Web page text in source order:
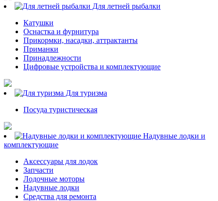
Для летней рыбалки
Катушки
Оснастка и фурнитура
Прикормки, насадки, аттрактанты
Приманки
Принадлежности
Цифровые устройства и комплектующие
Для туризма
Посуда туристическая
Надувные лодки и
комплектующие
Аксессуары для лодок
Запчасти
Лодочные моторы
Надувные лодки
Средства для ремонта